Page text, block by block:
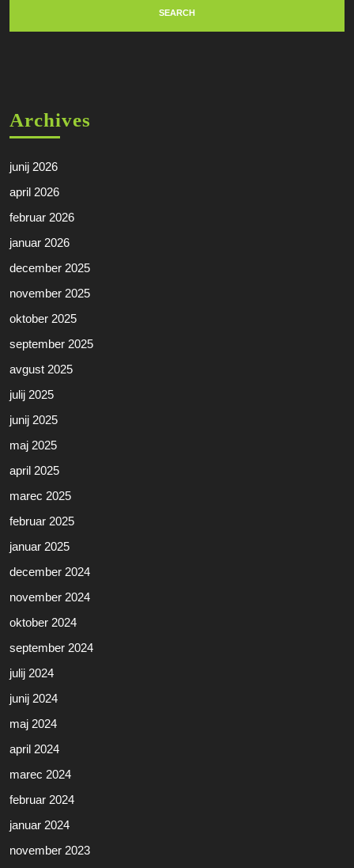
Archives
junij 2026
april 2026
februar 2026
januar 2026
december 2025
november 2025
oktober 2025
september 2025
avgust 2025
julij 2025
junij 2025
maj 2025
april 2025
marec 2025
februar 2025
januar 2025
december 2024
november 2024
oktober 2024
september 2024
julij 2024
junij 2024
maj 2024
april 2024
marec 2024
februar 2024
januar 2024
november 2023